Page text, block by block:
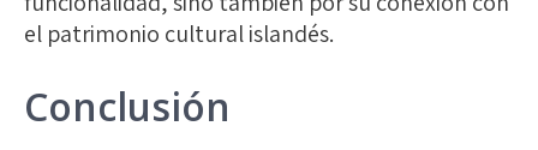
el patrimonio cultural islandés.
Conclusión